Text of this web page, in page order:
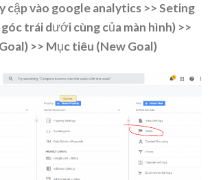
cập vào google analytics >> Seting
trái dưới cùng của màn hình) >>
>> Mục tiêu (New Goal)